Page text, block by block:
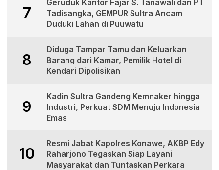
7
Geruduk Kantor Fajar S. Tanawali dan PT
Tadisangka, GEMPUR Sultra Ancam
Duduki Lahan di Puuwatu
8
Diduga Tampar Tamu dan Keluarkan
Barang dari Kamar, Pemilik Hotel di
Kendari Dipolisikan
9
Kadin Sultra Gandeng Kemnaker hingga
Industri, Perkuat SDM Menuju Indonesia
Emas
10
Resmi Jabat Kapolres Konawe, AKBP Edy
Raharjono Tegaskan Siap Layani
Masyarakat dan Tuntaskan Perkara